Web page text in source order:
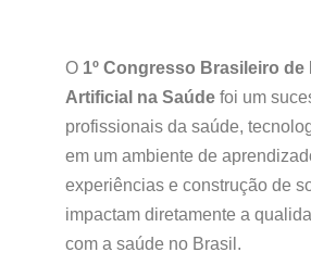
O 1º Congresso Brasileiro de
Artificial na Saúde foi um
profissionais da saúde,
em um ambiente de
experiências e construção de
impactam diretamente a
com a saúde no Brasil.